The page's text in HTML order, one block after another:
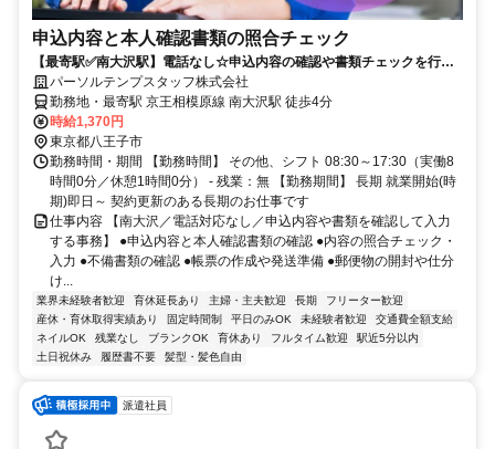
申込内容と本人確認書類の照合チェック
【最寄駅✅南大沢駅】電話なし☆申込内容の確認や書類チェックを行う
コツコツ事務♪
パーソルテンプスタッフ株式会社
勤務地・最寄駅 京王相模原線 南大沢駅 徒歩4分
時給1,370円
東京都八王子市
勤務時間・期間 【勤務時間】 その他、シフト 08:30～17:30（実働8
時間0分／休憩1時間0分） - 残業：無 【勤務期間】 長期 就業開始(時
期)即日～ 契約更新のある長期のお仕事です
仕事内容 【南大沢／電話対応なし／申込内容や書類を確認して入力
する事務】 ●申込内容と本人確認書類の確認 ●内容の照合チェック・
入力 ●不備書類の確認 ●帳票の作成や発送準備 ●郵便物の開封や仕分
け...
業界未経験者歓迎 育休延長あり 主婦・主夫歓迎 長期
フリーター歓迎
産休・育休取得実績あり
固定時間制 平日のみOK 未経験者歓迎
交通費全額支給
ネイルOK
残業なし ブランクOK 育休あり フルタイム歓迎
駅近5分以内
土日祝休み
履歴書不要 髪型・髪色自由
派遣社員